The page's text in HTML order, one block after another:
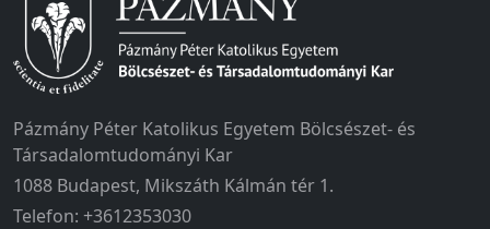
Pázmány Péter Katolikus Egyetem Bölcsészet- és
Társadalomtudományi Kar
1088 Budapest, Mikszáth Kálmán tér 1.
Telefon: +3612353030